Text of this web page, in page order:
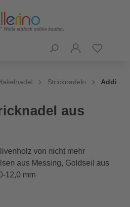
Stricknadeln Addi
aus
von nicht mehr
aus Messing, Goldseil aus
12,0 mm